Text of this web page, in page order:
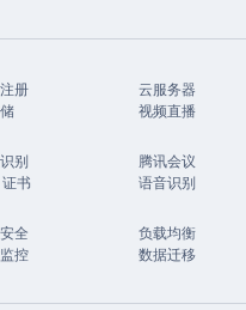
册 云服务器
视频直播
别 腾讯会议
书
语音识别
全 负载均衡
控
数据迁移